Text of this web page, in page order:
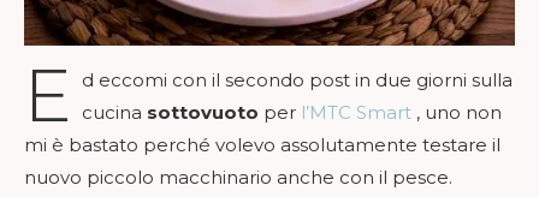
E
d eccomi con il secondo post in due giorni sulla
cucina sottovuoto per l’MTC Smart , uno non
mi è bastato perché volevo assolutamente testare il
nuovo piccolo macchinario anche con il pesce.